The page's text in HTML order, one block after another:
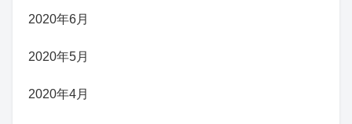
2020年6月
2020年5月
2020年4月